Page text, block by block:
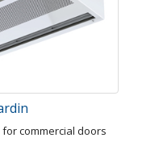
commercial doors